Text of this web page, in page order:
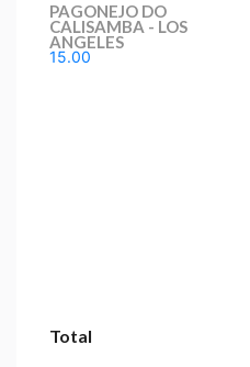
PAGONEJO DO
CALISAMBA - LOS
ANGELES
15.00
Total